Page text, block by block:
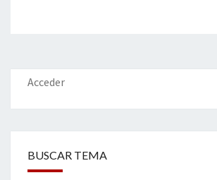
Acceder
BUSCAR TEMA